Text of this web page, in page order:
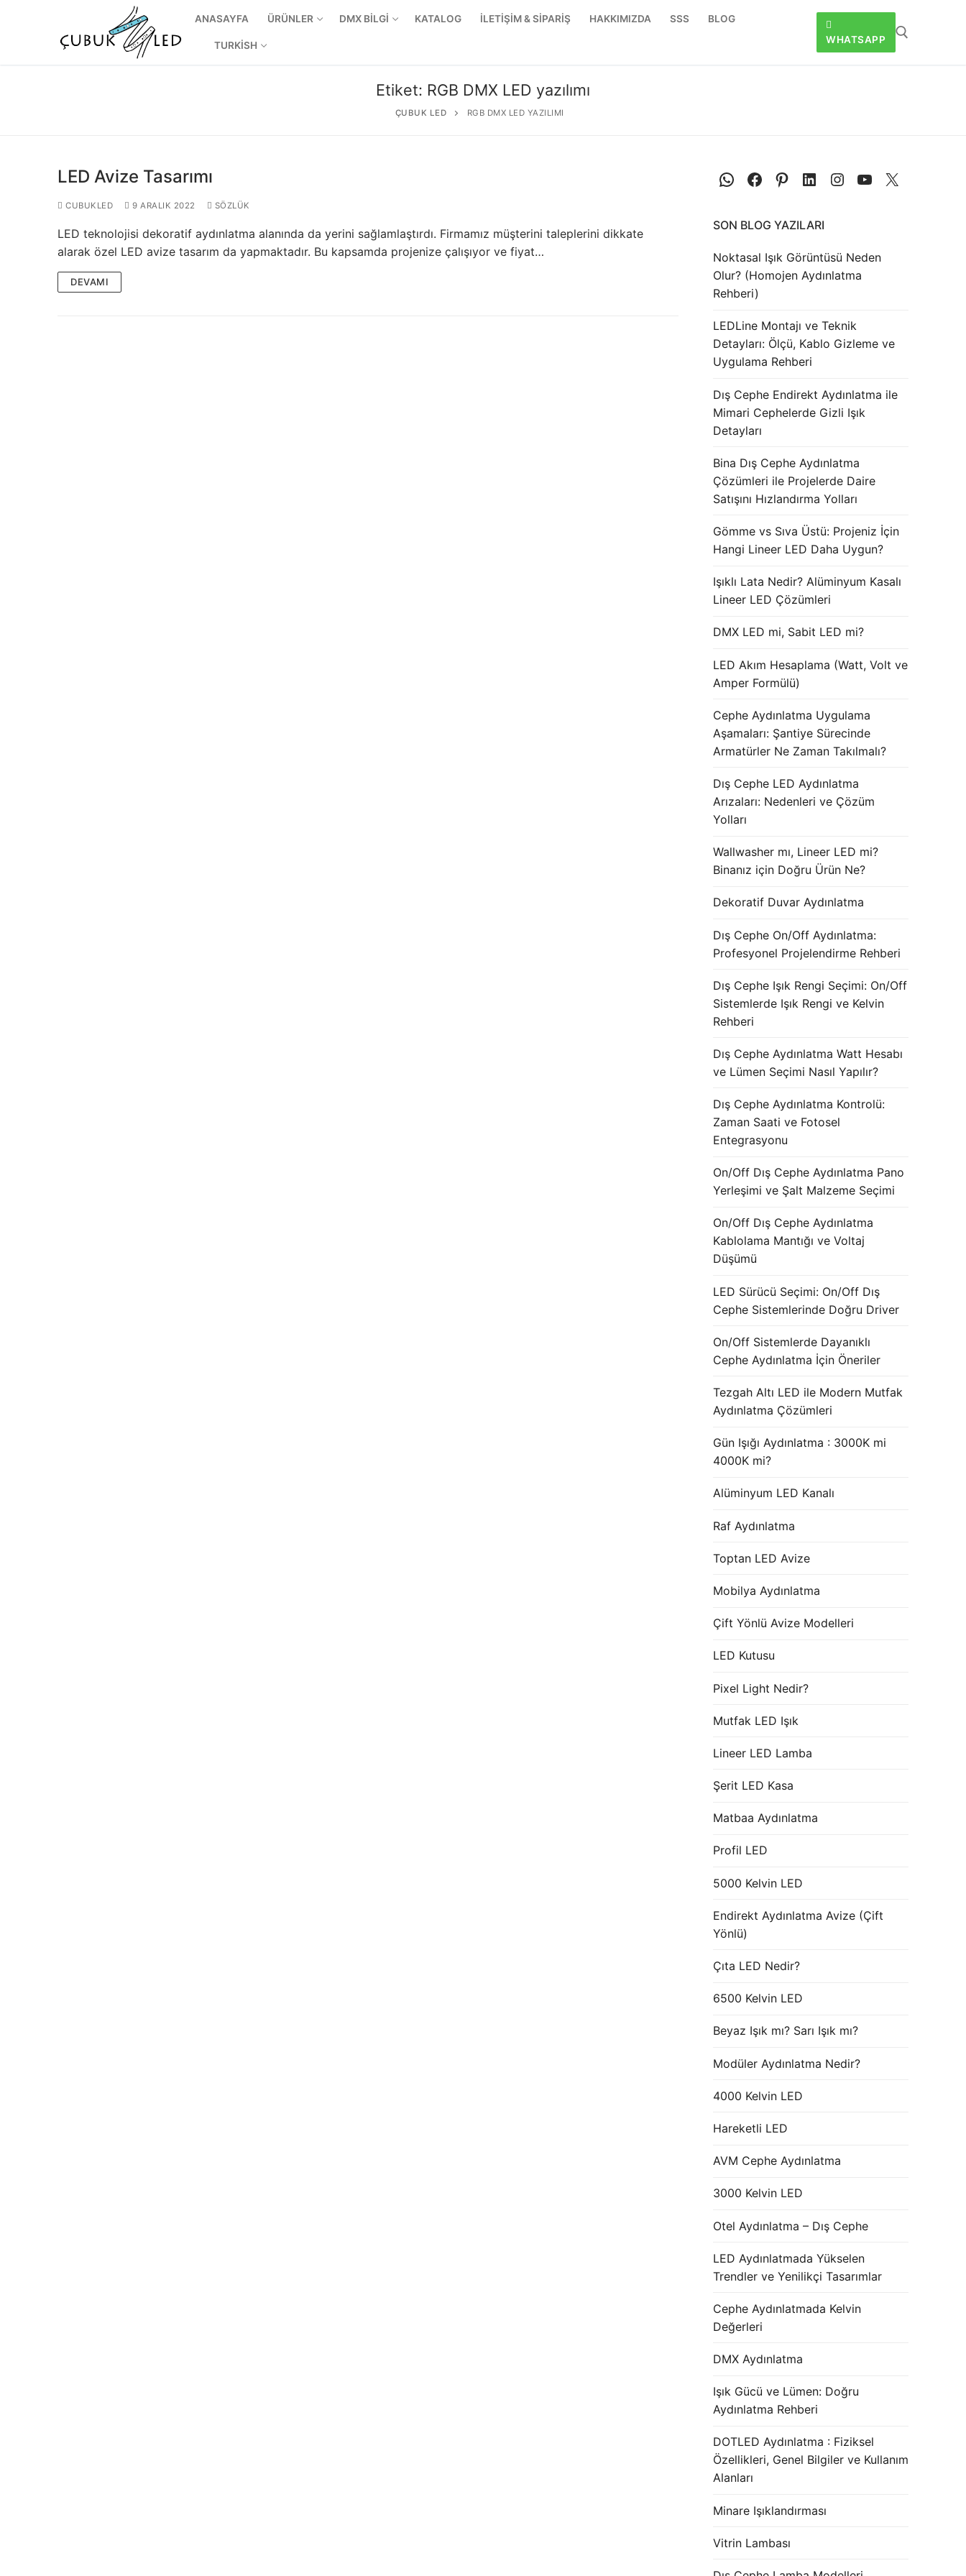
ANASAYFA ÜRÜNLER DMX BİLGİ KATALOG İLETİŞİM & SİPARİŞ HAKKIMIZDA SSS BLOG
TURKISH WHATSAPP
ANASAYFA
Etiket: RGB DMX LED yazılımı
ÇUBUK LED RGB DMX LED YAZILIMI
LED Avize Tasarımı
CUBUKLED 9 ARALIK 2022 SÖZLÜK
LED teknolojisi dekoratif aydınlatma alanında da yerini sağlamlaştırdı. Firmamız müşterini taleplerini dikkate
alarak özel LED avize tasarım da yapmaktadır. Bu kapsamda projenize çalışıyor ve fiyat…
DEVAMI
SON BLOG YAZILARI
Noktasal Işık Görüntüsü Neden
Olur? (Homojen Aydınlatma
Rehberi)
LEDLine Montajı ve Teknik
Detayları: Ölçü, Kablo Gizleme ve
Uygulama Rehberi
Dış Cephe Endirekt Aydınlatma ile
Mimari Cephelerde Gizli Işık
Detayları
Bina Dış Cephe Aydınlatma
Çözümleri ile Projelerde Daire
Satışını Hızlandırma Yolları
Gömme vs Sıva Üstü: Projeniz İçin
Hangi Lineer LED Daha Uygun?
Işıklı Lata Nedir? Alüminyum Kasalı
Lineer LED Çözümleri
DMX LED mi, Sabit LED mi?
LED Akım Hesaplama (Watt, Volt ve
Amper Formülü)
Cephe Aydınlatma Uygulama
Aşamaları: Şantiye Sürecinde
Armatürler Ne Zaman Takılmalı?
Dış Cephe LED Aydınlatma
Arızaları: Nedenleri ve Çözüm
Yolları
Wallwasher mı, Lineer LED mi?
Binanız için Doğru Ürün Ne?
Dekoratif Duvar Aydınlatma
Dış Cephe On/Off Aydınlatma:
Profesyonel Projelendirme Rehberi
Dış Cephe Işık Rengi Seçimi: On/Off
Sistemlerde Işık Rengi ve Kelvin
Rehberi
Dış Cephe Aydınlatma Watt Hesabı
ve Lümen Seçimi Nasıl Yapılır?
Dış Cephe Aydınlatma Kontrolü:
Zaman Saati ve Fotosel
Entegrasyonu
On/Off Dış Cephe Aydınlatma Pano
Yerleşimi ve Şalt Malzeme Seçimi
On/Off Dış Cephe Aydınlatma
Kablolama Mantığı ve Voltaj
Düşümü
LED Sürücü Seçimi: On/Off Dış
Cephe Sistemlerinde Doğru Driver
On/Off Sistemlerde Dayanıklı
Cephe Aydınlatma İçin Öneriler
Tezgah Altı LED ile Modern Mutfak
Aydınlatma Çözümleri
Gün Işığı Aydınlatma : 3000K mi
4000K mi?
Alüminyum LED Kanalı
Raf Aydınlatma
Toptan LED Avize
Mobilya Aydınlatma
Çift Yönlü Avize Modelleri
LED Kutusu
Pixel Light Nedir?
Mutfak LED Işık
Lineer LED Lamba
Şerit LED Kasa
Matbaa Aydınlatma
Profil LED
5000 Kelvin LED
Endirekt Aydınlatma Avize (Çift
Yönlü)
Çıta LED Nedir?
6500 Kelvin LED
Beyaz Işık mı? Sarı Işık mı?
Modüler Aydınlatma Nedir?
4000 Kelvin LED
Hareketli LED
AVM Cephe Aydınlatma
3000 Kelvin LED
Otel Aydınlatma – Dış Cephe
LED Aydınlatmada Yükselen
Trendler ve Yenilikçi Tasarımlar
Cephe Aydınlatmada Kelvin
Değerleri
DMX Aydınlatma
Işık Gücü ve Lümen: Doğru
Aydınlatma Rehberi
DOTLED Aydınlatma : Fiziksel
Özellikleri, Genel Bilgiler ve Kullanım
Alanları
Minare Işıklandırması
Vitrin Lambası